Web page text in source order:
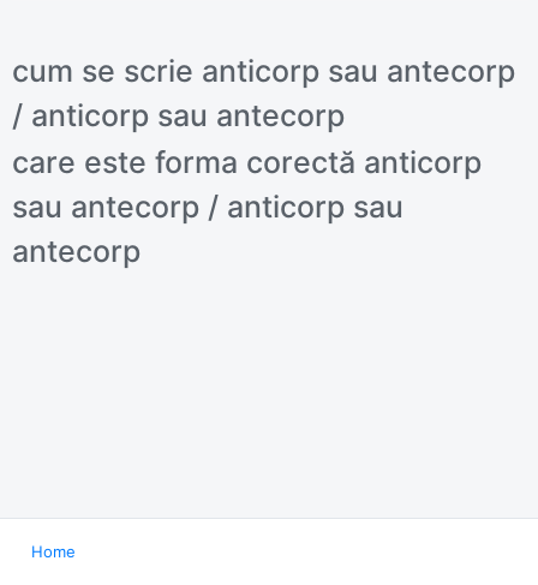
cum se scrie anticorp sau antecorp
/ anticorp sau antecorp
care este forma corectă anticorp
sau antecorp / anticorp sau
antecorp
Home